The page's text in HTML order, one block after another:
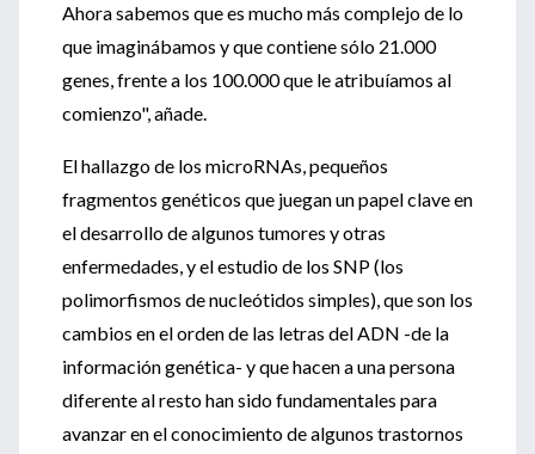
Ahora sabemos que es mucho más complejo de lo
que imaginábamos y que contiene sólo 21.000
genes, frente a los 100.000 que le atribuíamos al
comienzo", añade.
El hallazgo de los microRNAs, pequeños
fragmentos genéticos que juegan un papel clave en
el desarrollo de algunos tumores y otras
enfermedades, y el estudio de los SNP (los
polimorfismos de nucleótidos simples), que son los
cambios en el orden de las letras del ADN -de la
información genética- y que hacen a una persona
diferente al resto han sido fundamentales para
avanzar en el conocimiento de algunos trastornos